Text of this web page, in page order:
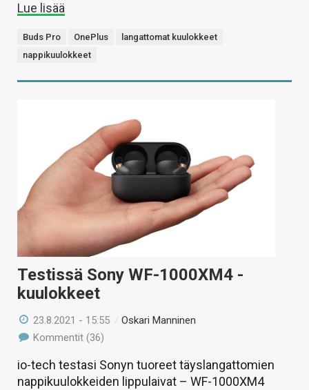
Lue lisää
Buds Pro OnePlus
langattomat kuulokkeet
nappikuulokkeet
Testissä Sony WF-1000XM4 -
kuulokkeet
23.8.2021 - 15:55 /Oskari Manninen
Kommentit (36)
io-tech testasi Sonyn tuoreet täyslangattomien
nappikuulokkeiden lippulaivat – WF-1000XM4